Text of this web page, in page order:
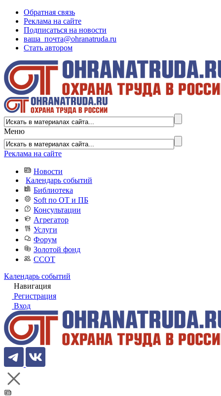
Обратная связь
Реклама на сайте
Подписаться на новости
ваша_почта@ohranatruda.ru
Стать автором
Меню
Реклама на сайте
Новости
Календарь событий
Библиотека
Soft по ОТ и ПБ
Консультации
Агрегатор
Услуги
Форум
Золотой фонд
ССОТ
Календарь событий
Навигация
Регистрация
Вход